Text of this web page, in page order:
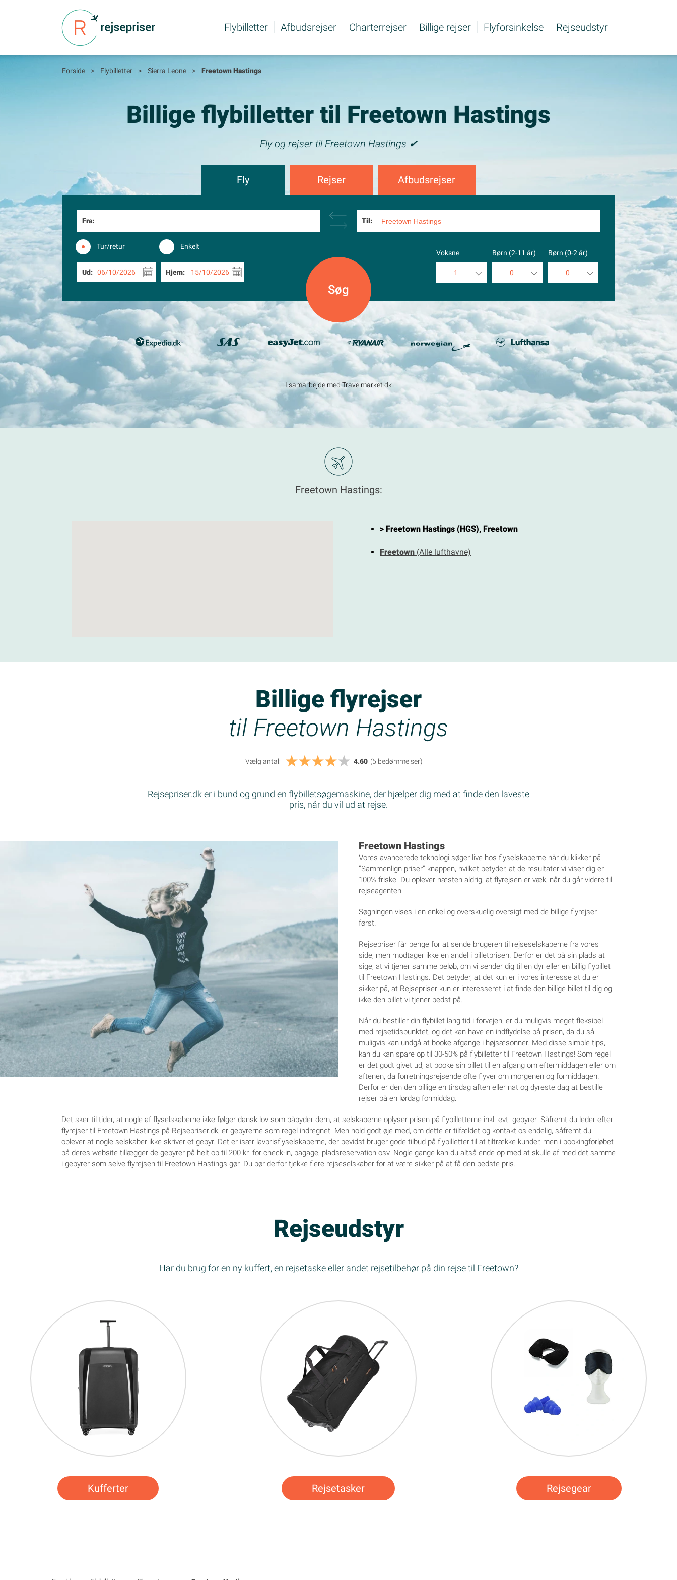
Flybilletter Afbudsrejser Charterrejser Billige rejser Flyforsinkelse Rejseudstyr
Forside > Flybilletter > Sierra Leone > Freetown Hastings
Billige flybilletter til Freetown Hastings
Fly og rejser til Freetown Hastings ✔
Fly Rejser Afbudsrejser
Fra: Til:
Tur/retur Enkelt
Ud: 06/10/2026 Hjem: 15/10/2026
Voksne
1
3
4
5
Børn (2-11 år)
0
2
3
4
5
Børn (0-2 år)
0
3
4
I samarbejde med Travelmarket.dk
Freetown Hastings:
> Freetown Hastings (HGS), Freetown
Freetown (Alle lufthavne)
Billige flyrejser
til Freetown Hastings
Vælg antal: 4.60 (5 bedømmelser)
Rejsepriser.dk er i bund og grund en flybilletsøgemaskine, der hjælper dig med at finde den laveste
pris, når du vil ud at rejse.
Freetown Hastings
Vores avancerede teknologi søger live hos flyselskaberne når du klikker på
”Sammenlign priser” knappen, hvilket betyder, at de resultater vi viser dig er
100% friske. Du oplever næsten aldrig, at flyrejsen er væk, når du går videre til
rejseagenten.
Søgningen vises i en enkel og overskuelig oversigt med de billige flyrejser
først.
Rejsepriser får penge for at sende brugeren til rejseselskaberne fra vores
side, men modtager ikke en andel i billetprisen. Derfor er det på sin plads at
sige, at vi tjener samme beløb, om vi sender dig til en dyr eller en billig flybillet
til Freetown Hastings. Det betyder, at det kun er i vores interesse at du er
sikker på, at Rejsepriser kun er interesseret i at finde den billige billet til dig og
ikke den billet vi tjener bedst på.
Når du bestiller din flybillet lang tid i forvejen, er du muligvis meget fleksibel
med rejsetidspunktet, og det kan have en indflydelse på prisen, da du så
muligvis kan undgå at booke afgange i højsæsonner. Med disse simple tips,
kan du kan spare op til 30-50% på flybilletter til Freetown Hastings! Som regel
er det godt givet ud, at booke sin billet til en afgang om eftermiddagen eller om
aftenen, da forretningsrejsende ofte flyver om morgenen og formiddagen.
Derfor er den den billige en tirsdag aften eller nat og dyreste dag at bestille
rejser på en lørdag formiddag.
Det sker til tider, at nogle af flyselskaberne ikke følger dansk lov som påbyder dem, at selskaberne oplyser prisen på flybilletterne inkl. evt. gebyrer. Såfremt du leder efter
flyrejser til Freetown Hastings på Rejsepriser.dk, er gebyrerne som regel indregnet. Men hold godt øje med, om dette er tilfældet og kontakt os endelig, såfremt du
oplever at nogle selskaber ikke skriver et gebyr. Det er især lavprisflyselskaberne, der bevidst bruger gode tilbud på flybilletter til at tiltrække kunder, men i bookingforløbet
på deres website tillægger de gebyrer på helt op til 200 kr. for check-in, bagage, pladsreservation osv. Nogle gange kan du altså ende op med at skulle af med det samme
i gebyrer som selve flyrejsen til Freetown Hastings gør. Du bør derfor tjekke flere rejseselskaber for at være sikker på at få den bedste pris.
Rejseudstyr
Har du brug for en ny kuffert, en rejsetaske eller andet rejsetilbehør på din rejse til Freetown?
Kufferter Rejsetasker Rejsegear